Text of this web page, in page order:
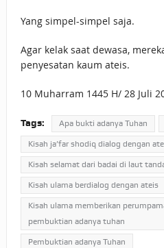
Yang simpel-simpel saja.
Agar kelak saat dewasa,
penyesatan kaum ateis.
10 Muharram 1445 H/ 28 Juli
Tags: Apa bukti adanya Tuhan
Kisah ja’far shodiq dialog dengan
Kisah selamat dari badai di laut
Kisah ulama berdialog dengan ateis
Kisah ulama memberikan
pembuktian adanya tuhan
Pembuktian adanya Tuhan